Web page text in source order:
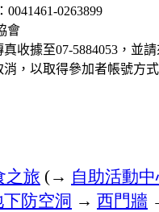
0041461-0263899
會
收據至07-5884053 ，並
，以取得參加者帳號方
之旅 (→ 自助活動
防空洞 → 西門牆